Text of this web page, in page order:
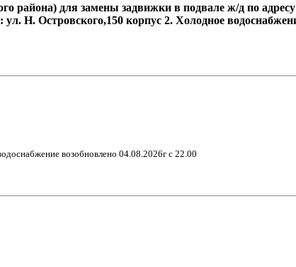
района) для замены задвижки в подвале ж/д по
ул. Н. Островского,150 корпус 2. Холодное
возобновлено 04 08 .2026г с 22.00